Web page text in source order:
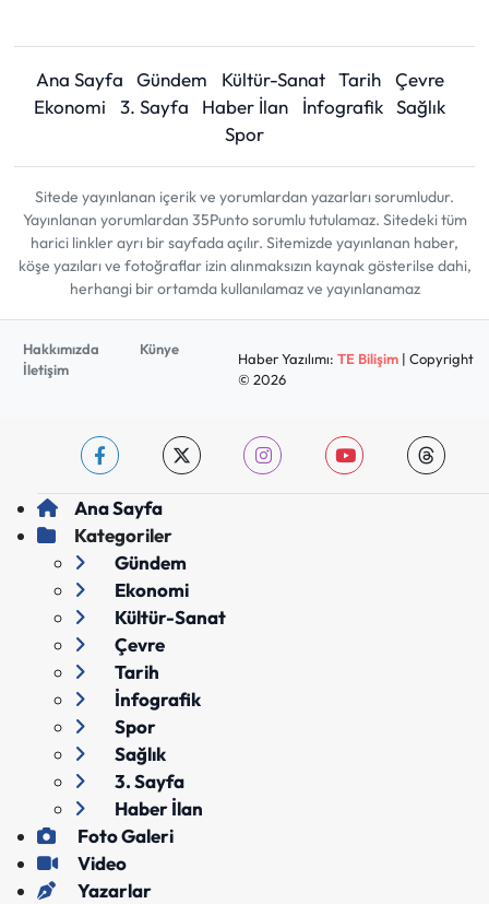
Ana Sayfa Gündem Kültür-Sanat Tarih
Çevre
Ekonomi
3. Sayfa Haber İlan İnfografik Sağlık
Spor
Sitede yayınlanan içerik ve yorumlardan yazarları sorumludur.
Yayınlanan yorumlardan 35Punto sorumlu tutulamaz. Sitedeki tüm
harici linkler ayrı bir sayfada açılır. Sitemizde yayınlanan haber,
köşe yazıları ve fotoğraflar izin alınmaksızın kaynak gösterilse dahi,
herhangi bir ortamda kullanılamaz ve yayınlanamaz
Hakkımızda
Künye
İletişim
Haber Yazılımı: TE Bilişim| Copyright
© 2026
Ana Sayfa
Kategoriler
Gündem
Ekonomi
Kültür-Sanat
Çevre
Tarih
İnfografik
Spor
Sağlık
3. Sayfa
Haber İlan
Foto Galeri
Video
Yazarlar